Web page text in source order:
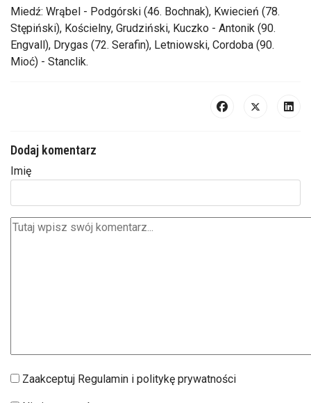
Miedź: Wrąbel - Podgórski (46. Bochnak), Kwiecień (78.
Stępiński), Kościelny, Grudziński, Kuczko - Antonik (90.
Engvall), Drygas (72. Serafin), Letniowski, Cordoba (90.
Mioć) - Stanclik.
Dodaj komentarz
Imię
Zaakceptuj Regulamin i politykę prywatności